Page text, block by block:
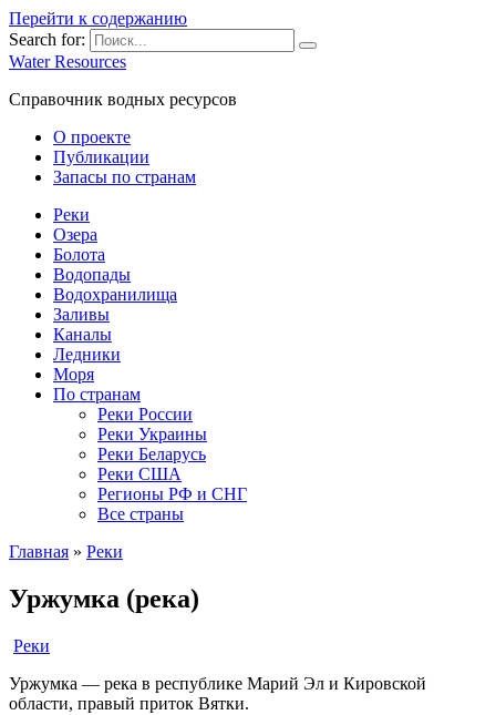
Перейти к содержанию
Search for:
Water Resources
Справочник водных ресурсов
О проекте
Публикации
Запасы по странам
Реки
Озера
Болота
Водопады
Водохранилища
Заливы
Каналы
Ледники
Моря
По странам
Реки России
Реки Украины
Реки Беларусь
Реки США
Регионы РФ и СНГ
Все страны
Главная » Реки
Уржумка (река)
Реки
Уржумка — река в республике Марий Эл и Кировской
области, правый приток Вятки.